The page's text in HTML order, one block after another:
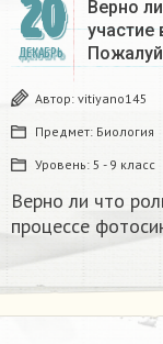
20
ДЕКАБРЬ
Верно
участие
Автор: vitiyano145
Предмет: Биология
Уровень: 5 - 9 класс
Верно ли что
процессе